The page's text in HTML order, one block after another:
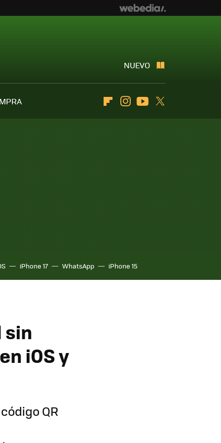
NUEVO
FlipboardInstagramYoutube
iPhone 17 WhatsApp iPhone 15
sin
iOS y
QR